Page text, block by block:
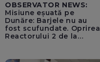
OBSERVATOR NEWS:
Misiune eșuată pe
Dunăre: Barjele nu au
fost scufundate. Oprirea
Reactorului 2 de la